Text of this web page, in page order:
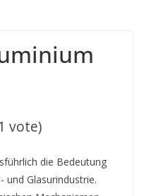
vote)
die Bedeutung
und Glasurindustrie.